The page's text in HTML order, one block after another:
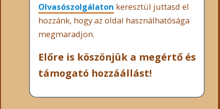
Olvasószolgálaton keresztül juttasd el
hozzánk, hogy az oldal használhatósága
megmaradjon.
Előre is köszönjük a megértő és
támogató hozzáállást!